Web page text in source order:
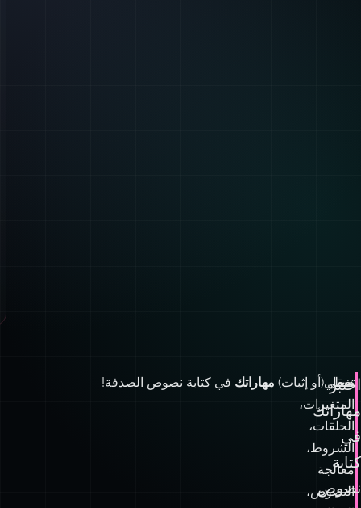
اختبر
مهاراتك
في
كتابة
نصوص
تغطي
المتغيرات،
الحلقات،
الشروط،
معالجة
النصوص،
صقل (أو إثبات) مهاراتك في كتابة نصوص الصدفة!